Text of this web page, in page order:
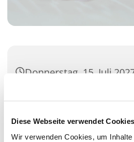
Diese Webseite verwendet Cookies
Wir verwenden Cookies, um
Donnerstag, 15. Juli
Empore St. Nikolaus,
Mahlow